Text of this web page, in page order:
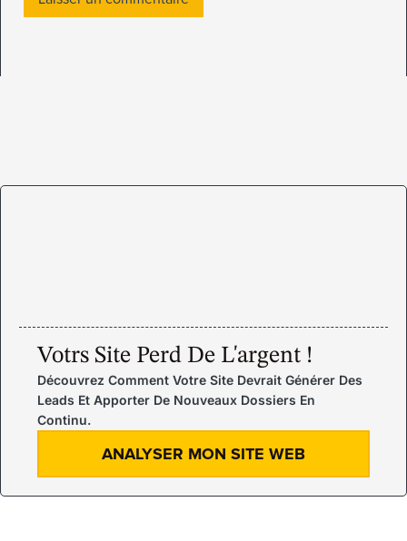
Votrs Site Perd De L'argent !
Découvrez Comment Votre Site Devrait Générer Des
Leads Et Apporter De Nouveaux Dossiers En
Continu.
ANALYSER MON SITE WEB